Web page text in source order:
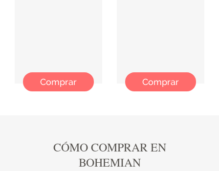
Comprar Comprar
CÓMO COMPRAR EN
BOHEMIAN